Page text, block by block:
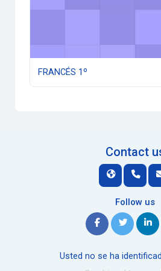
FRANCÉS 1º
Contact
Follow us
Usted no se ha